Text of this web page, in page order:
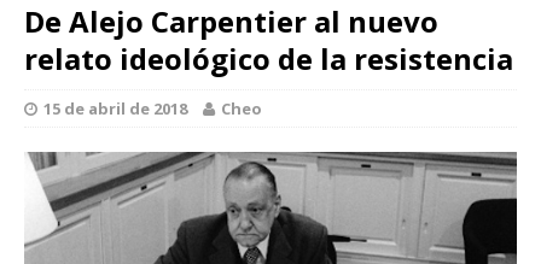
De Alejo Carpentier al nuevo
relato ideológico de la resistencia
15 de abril de 2018 Cheo